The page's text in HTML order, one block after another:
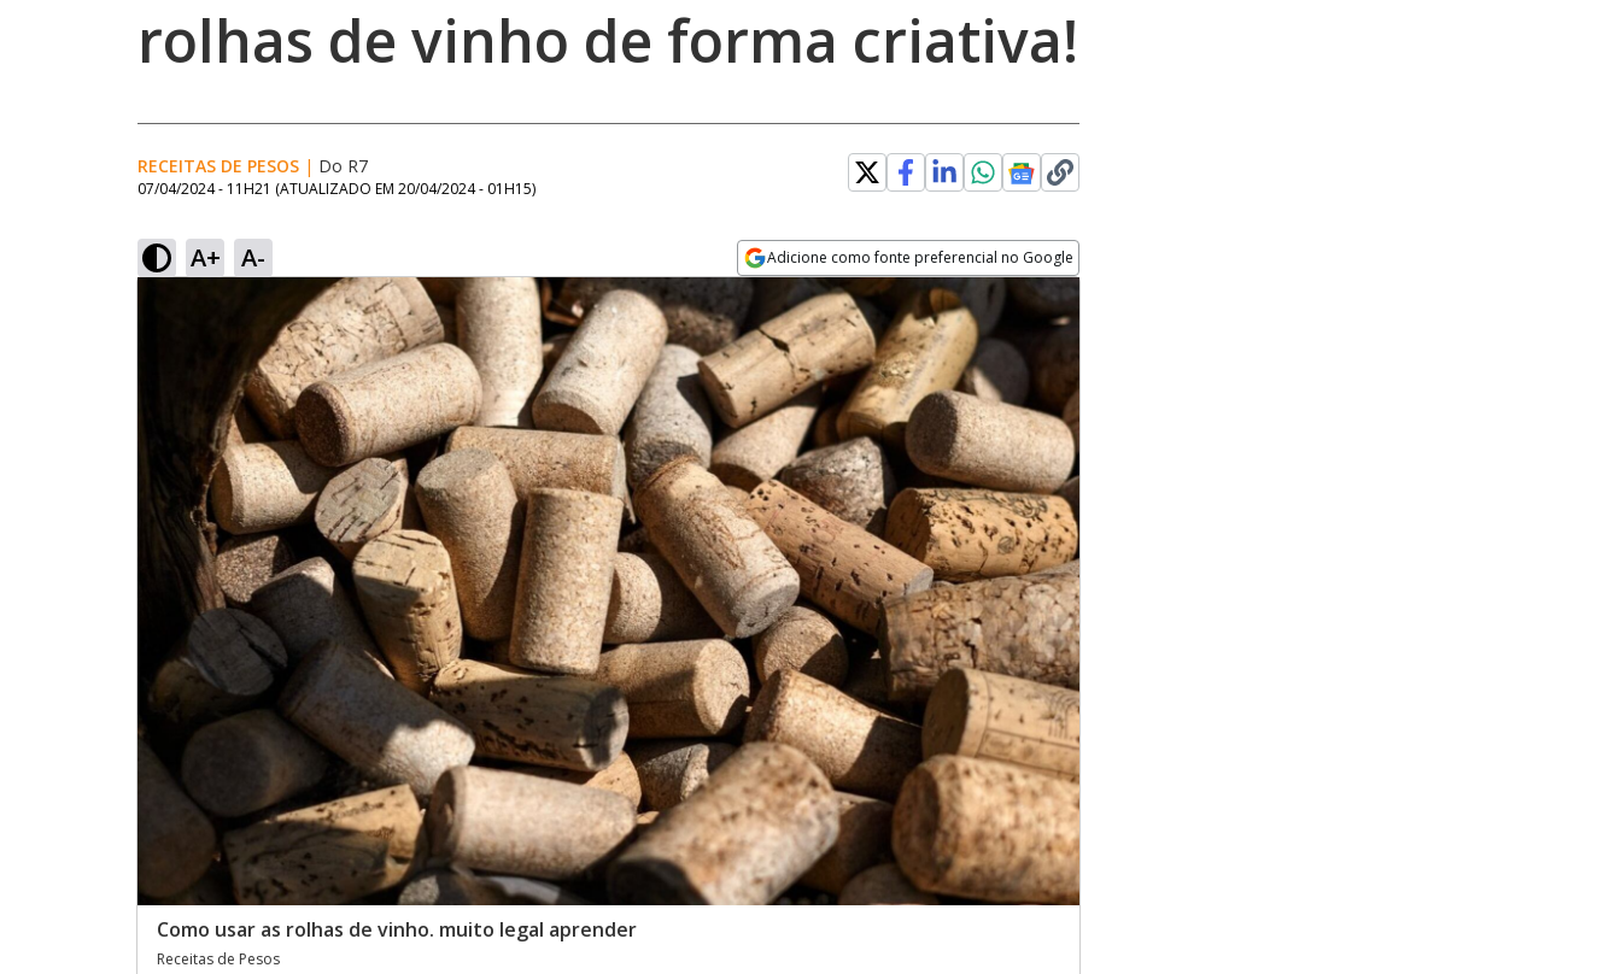
rolhas de vinho de forma criativa!
RECEITAS DE PESOS | Do R7
07/04/2024 - 11H21 (ATUALIZADO EM 20/04/2024 - 01H15)
A+ A- Adicione como fonte preferencial no Google
Opens in new window
Como usar as rolhas de vinho. muito legal aprender
Receitas de Pesos